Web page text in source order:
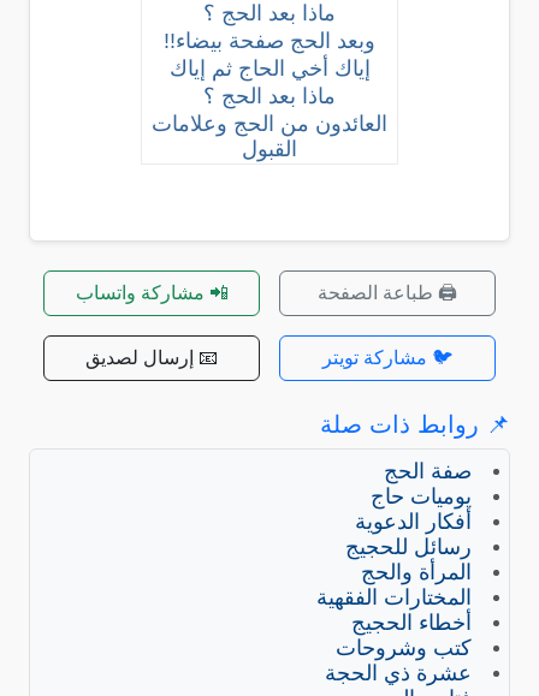
ماذا بعد الحج ؟
وبعد الحج صفحة بيضاء!!
إياك أخي الحاج ثم إياك
ماذا بعد الحج ؟
العائدون من الحج وعلامات
القبول
🖨️ طباعة الصفحة 📲 مشاركة واتساب
🐦 مشاركة تويتر 📧 إرسال لصديق
📌 روابط ذات صلة
صفة الحج
يوميات حاج
أفكار الدعوية
رسائل للحجيج
المرأة والحج
المختارات الفقهية
أخطاء الحجيج
كتب وشروحات
عشرة ذي الحجة